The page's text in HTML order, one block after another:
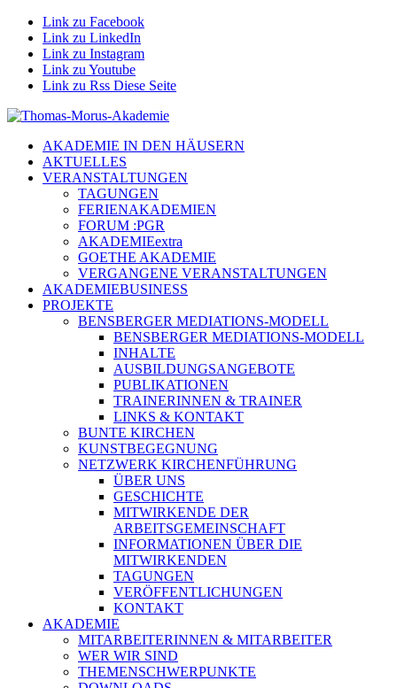
Link zu Facebook
Link zu LinkedIn
Link zu Instagram
Link zu Youtube
Link zu Rss Diese Seite
AKADEMIE IN DEN HÄUSERN
AKTUELLES
VERANSTALTUNGEN
TAGUNGEN
FERIENAKADEMIEN
FORUM :PGR
AKADEMIEextra
GOETHE AKADEMIE
VERGANGENE VERANSTALTUNGEN
AKADEMIEBUSINESS
PROJEKTE
BENSBERGER MEDIATIONS-MODELL
BENSBERGER MEDIATIONS-MODELL
INHALTE
AUSBILDUNGSANGEBOTE
PUBLIKATIONEN
TRAINERINNEN & TRAINER
LINKS & KONTAKT
BUNTE KIRCHEN
KUNSTBEGEGNUNG
NETZWERK KIRCHENFÜHRUNG
ÜBER UNS
GESCHICHTE
MITWIRKENDE DER
ARBEITSGEMEINSCHAFT
INFORMATIONEN ÜBER DIE
MITWIRKENDEN
TAGUNGEN
VERÖFFENTLICHUNGEN
KONTAKT
AKADEMIE
MITARBEITERINNEN & MITARBEITER
WER WIR SIND
THEMENSCHWERPUNKTE